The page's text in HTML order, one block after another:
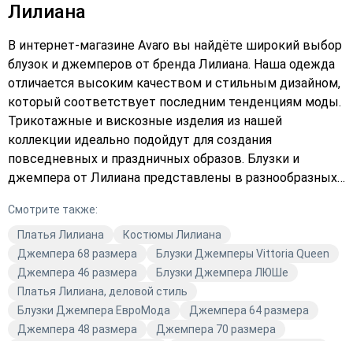
Лилиана
В интернет-магазине Avaro вы найдёте широкий выбор
блузок и джемперов от бренда Лилиана. Наша одежда
отличается высоким качеством и стильным дизайном,
который соответствует последним тенденциям моды.
Трикотажные и вискозные изделия из нашей
коллекции идеально подойдут для создания
повседневных и праздничных образов. Блузки и
джемпера от Лилиана представлены в разнообразных
сможете подобрать идеальный наряд для любого
случая. Магазин Avaro предлагает вам возможность
приобрести качественную модную одежду, которая
подчеркнёт вашу индивидуальность и стиль. Не
упустите шанс обновить свой гардероб стильными и
качественными вещами от бренда Лилиана.
Смотрите также:
Платья Лилиана
Костюмы Лилиана
Джемпера 68 размера
Блузки Джемперы Vittoria Queen
Джемпера 46 размера
Блузки Джемпера ЛЮШе
Платья Лилиана, деловой стиль
Блузки Джемпера ЕвроМода
Джемпера 64 размера
Джемпера 48 размера
Джемпера 70 размера